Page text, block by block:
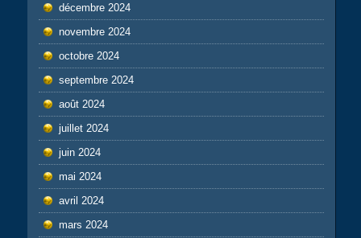
décembre 2024
novembre 2024
octobre 2024
septembre 2024
août 2024
juillet 2024
juin 2024
mai 2024
avril 2024
mars 2024